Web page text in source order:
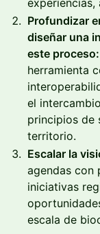
experiencias,
Profundizar
diseñar una
este proceso:
herramienta
el
principios de
territorio.
Escalar la
agendas con
iniciativas
escala de